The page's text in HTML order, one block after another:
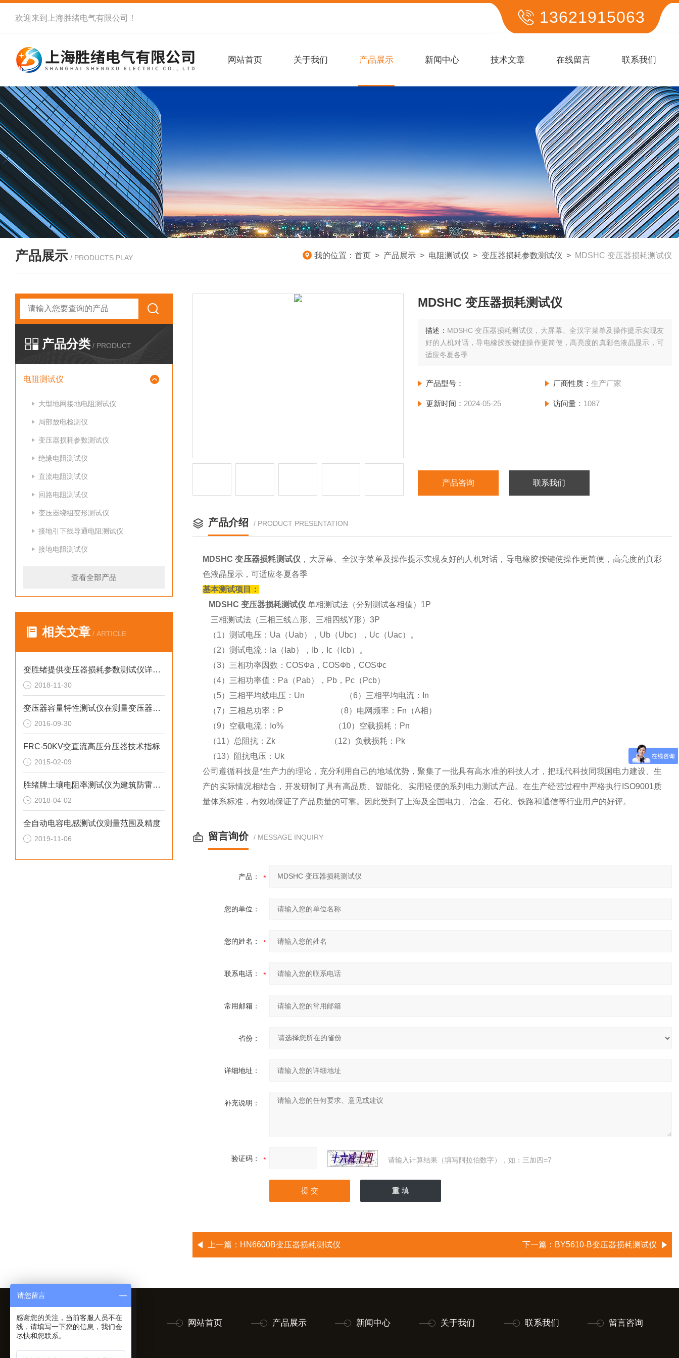
欢迎来到 上海胜绪电气有限公司 ！ 13621915063
网站首页 关于我们 产品展示 新闻中心 技术文章 在线留言 联系我们
产品展示 / PRODUCTS PLAY 我的位置： 首页 > 产品展示 > 电阻测试仪 > 变压器损耗参数测试仪 > MDSHC 变压器损耗测试仪
产品分类 / PRODUCT
电阻测试仪
大型地网接地电阻测试仪
局部放电检测仪
变压器损耗参数测试仪
绝缘电阻测试仪
直流电阻测试仪
回路电阻测试仪
变压器绕组变形测试仪
接地引下线导通电阻测试仪
接地电阻测试仪
查看全部产品
相关文章 / ARTICLE
变胜绪提供变压器损耗参数测试仪详细介绍
2018-11-30
变压器容量特性测试仪在测量变压器容量的过程
2016-09-30
FRC-50KV交直流高压分压器技术指标
2015-02-09
胜绪牌土壤电阻率测试仪为建筑防雷准备
2018-04-02
全自动电容电感测试仪测量范围及精度
2019-11-06
MDSHC 变压器损耗测试仪
描述： MDSHC 变压器损耗测试仪，大屏幕、全汉字菜单及操作提示实现友
好的人机对话，导电橡胶按键使操作更简便，高亮度的真彩色液晶显示，可
适应冬夏各季
产品型号： 厂商性质： 生产厂家
更新时间： 2024-05-25 访问量： 1087
产品咨询 联系我们
产品介绍 / PRODUCT PRESENTATION
MDSHC 变压器损耗测试仪 ，大屏幕、全汉字菜单及操作提示实现友好的人机对话，导电橡胶按键使操作更简便，高亮度的真彩
色液晶显示，可适应冬夏各季
基本测试项目：
MDSHC 变压器损耗测试仪 单相测试法（分别测试各相值）1P
三相测试法（三相三线△形、三相四线Y形）3P
（1）测试电压：Ua（Uab），Ub（Ubc），Uc（Uac）。
（2）测试电流：Ia（Iab），Ib，Ic（Icb）。
（3）三相功率因数：COSФa，COSФb，COSФc
（4）三相功率值：Pa（Pab），Pb，Pc（Pcb）
（5）三相平均线电压：Un （6）三相平均电流：In
（7）三相总功率：P （8）电网频率：Fn（A相）
（9）空载电流：Io% （10）空载损耗：Pn
（11）总阻抗：Zk （12）负载损耗：Pk
（13）阻抗电压：Uk
公司遵循科技是*生产力的理论，充分利用自己的地域优势，聚集了一批具有高水准的科技人才，把现代科技同我国电力建设、生
产的实际情况相结合，开发研制了具有高品质、智能化、实用轻便的系列电力测试产品。在生产经营过程中严格执行ISO9001质
量体系标准，有效地保证了产品质量的可靠。因此受到了上海及全国电力、冶金、石化、铁路和通信等行业用户的好评。
留言询价 / MESSAGE INQUIRY
产品：
您的单位：
您的姓名：
联系电话：
常用邮箱：
省份：
详细地址：
补充说明：
验证码： 请输入计算结果（填写阿拉伯数字），如：三加四=7
上一篇： HN6600B变压器损耗测试仪 下一篇： BY5610-B变压器损耗测试仪
网站首页 产品展示 新闻中心 关于我们 联系我们 留言咨询
请您留言
感谢您的关注，当前客服人员不在
线，请填写一下您的信息，我们会
尽快和您联系。